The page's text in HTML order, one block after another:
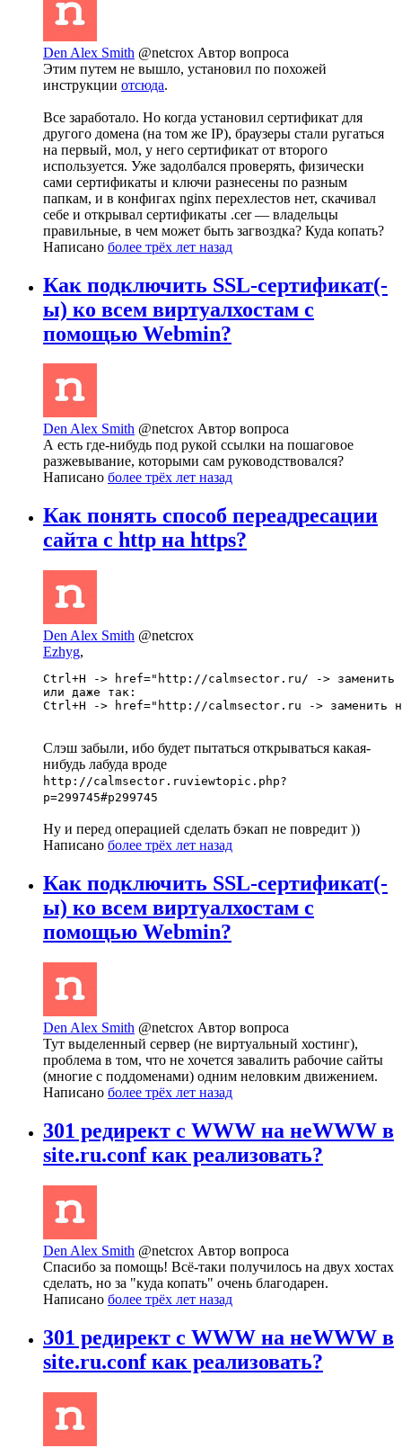
Den Alex Smith @netcrox Автор вопроса
Этим путем не вышло, установил по похожей
инструкции отсюда.
Все заработало. Но когда установил сертификат для
другого домена (на том же IP), браузеры стали ругаться
на первый, мол, у него сертификат от второго
используется. Уже задолбался проверять, физически
сами сертификаты и ключи разнесены по разным
папкам, и в конфигах nginx перехлестов нет, скачивал
себе и открывал сертификаты .cer — владельцы
правильные, в чем может быть загвоздка? Куда копать?
Написано более трёх лет назад
Как подключить SSL-сертификат(-
ы) ко всем виртуалхостам с
помощью Webmin?
Den Alex Smith @netcrox Автор вопроса
А есть где-нибудь под рукой ссылки на пошаговое
разжевывание, которыми сам руководствовался?
Написано более трёх лет назад
Как понять способ переадресации
сайта с http на https?
Den Alex Smith @netcrox
Ezhyg,
Ctrl+H -> href="http://calmsector.ru/ -> заменить
или даже так:
Ctrl+H -> href="http://calmsector.ru -> заменить
Слэш забыли, ибо будет пытаться открываться какая-
нибудь лабуда вроде
http://calmsector.ruviewtopic.php?
p=299745#p299745
Ну и перед операцией сделать бэкап не повредит ))
Написано более трёх лет назад
Как подключить SSL-сертификат(-
ы) ко всем виртуалхостам с
помощью Webmin?
Den Alex Smith @netcrox Автор вопроса
Тут выделенный сервер (не виртуальный хостинг),
проблема в том, что не хочется завалить рабочие сайты
(многие с поддоменами) одним неловким движением.
Написано более трёх лет назад
301 редирект с WWW на неWWW в
site.ru.conf как реализовать?
Den Alex Smith @netcrox Автор вопроса
Спасибо за помощь! Всё-таки получилось на двух хостах
сделать, но за "куда копать" очень благодарен.
Написано более трёх лет назад
301 редирект с WWW на неWWW в
site.ru.conf как реализовать?